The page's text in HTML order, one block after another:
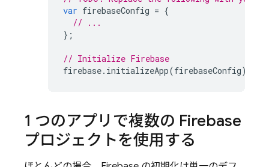
var firebaseConfig = {
// ...
};
// Initialize Firebase
firebase. initializeApp(firebaseConfig);
1 つのアプリで複数の Firebase
プロジェクトを使用する